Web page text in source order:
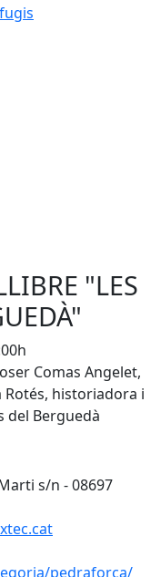
"LES
Comas Angelet,
Rotés, historiadora i
del Berguedà
s/n - 08697
pedraforca/